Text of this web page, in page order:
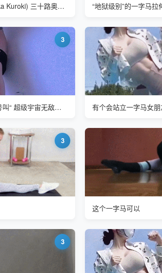
JUTA-141 2024 黒木玲香(Reika Kuroki) 三十路奥さま初脱ぎAVドキュメント “地狱级别”的一字马拉
3
关注我我就告诉你们她的视频号叫“ 超级宇宙无敌姜公子” 有个会站立一字马女
3
这个一字马可以
3